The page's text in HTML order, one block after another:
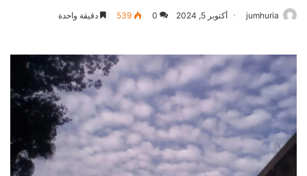
jumhuria أكتوبر 5, 2024 0
539 دقيقة واحدة